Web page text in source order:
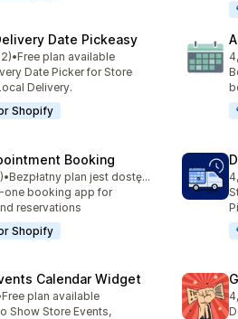
Date Pickeasy
recenzji: 1262
•Free plan available
Date Picker for Store
Delivery.
Shopify
Booking
recenzji: 338
•
Bezpłatny plan jest dostępny
one booking app for
reservations
Shopify
Calendar Widget
recenzji: 38
Free plan available
Show Store Events,